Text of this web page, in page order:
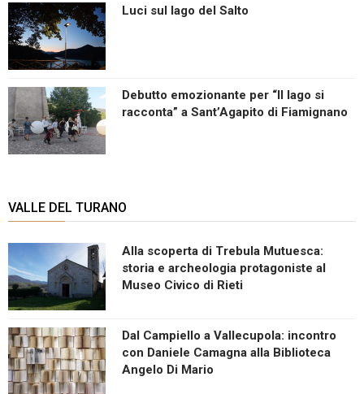
Luci sul lago del Salto
Debutto emozionante per “Il lago si
racconta” a Sant’Agapito di Fiamignano
VALLE DEL TURANO
Alla scoperta di Trebula Mutuesca:
storia e archeologia protagoniste al
Museo Civico di Rieti
Dal Campiello a Vallecupola: incontro
con Daniele Camagna alla Biblioteca
Angelo Di Mario